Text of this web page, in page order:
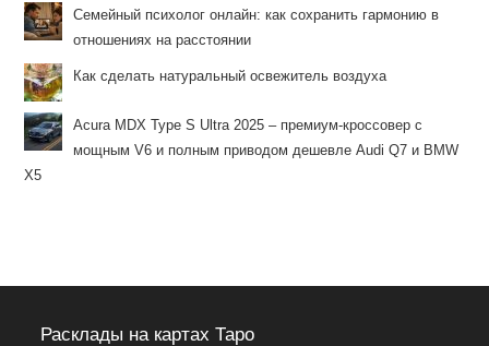
Семейный психолог онлайн: как сохранить гармонию в
отношениях на расстоянии
Как сделать натуральный освежитель воздуха
Acura MDX Type S Ultra 2025 – премиум-кроссовер с
мощным V6 и полным приводом дешевле Audi Q7 и BMW
X5
Расклады на картах Таро